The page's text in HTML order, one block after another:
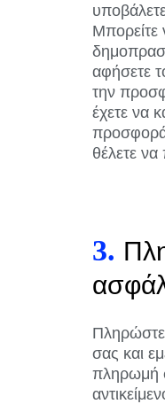
Μπορείτε
αφήσετε
την
έχετε να
προσφορά
θέλετε
3.
Πληρώστε
σας και
πληρωμή